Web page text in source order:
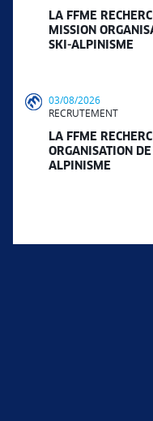
LA FFME
MISSION
SKI-ALPINISME
03/08/2026
RECRUTEMENT
LA FFME
ORGANISATION
ALPINISME